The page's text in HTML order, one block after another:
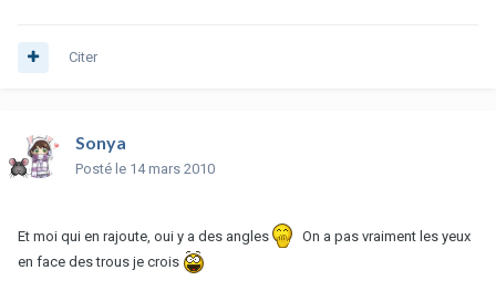
Citer
Sonya
Posté le 14 mars 2010
Et moi qui en rajoute, oui y a des angles
On a pas vraiment les yeux
en face des trous je crois